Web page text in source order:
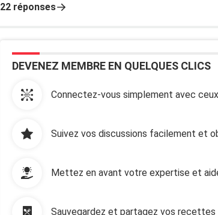
22 réponses
DEVENEZ MEMBRE EN QUELQUES CLICS
Connectez-vous simplement avec
Suivez vos discussions facilement et
Mettez en avant votre expertise et
Sauvegardez et partagez vos